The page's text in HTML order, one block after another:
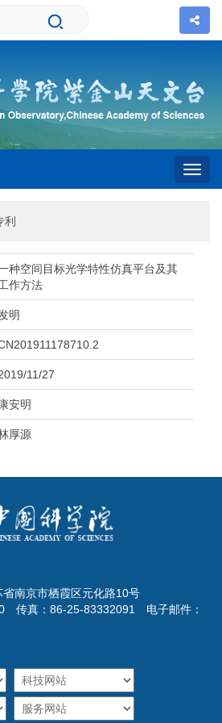
利
种空间目标光学特性仿真平台及其
作方法
明
11/27
康安明
厚源
南京市栖霞区元化路10号
传真：86-25-83332091 电子邮件：